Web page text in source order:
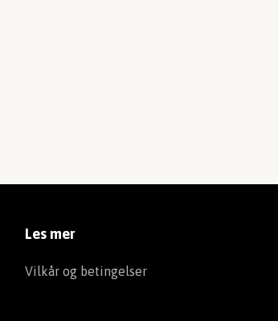
Les mer
Vilkår og betingelser